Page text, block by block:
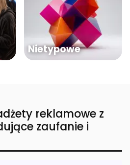
Nietypowe
reklamowe z
zaufanie i